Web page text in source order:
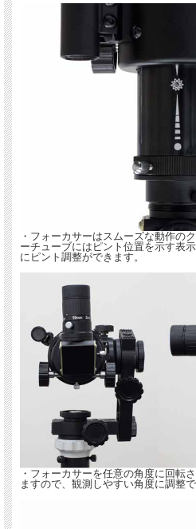
・フォーカサーはスムーズな動作の
ーチューブにはピント位置を示す表
にピント調整ができます。
・フォーカサーを任意の角度に回転
ますので、観測しやすい角度に調整で